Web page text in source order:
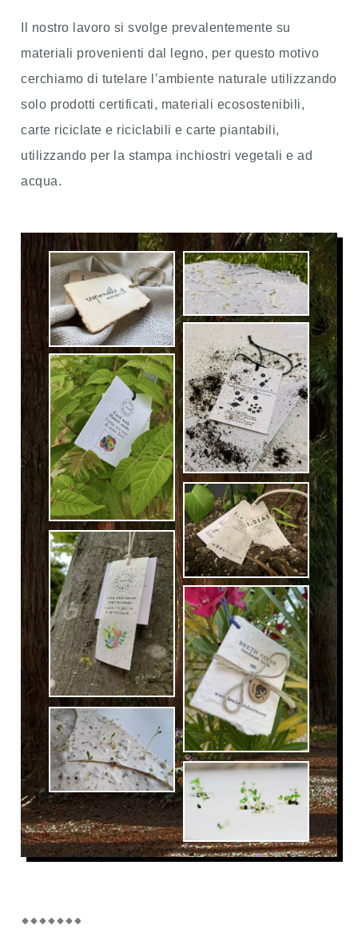
Il nostro lavoro si svolge prevalentemente su
materiali provenienti dal legno, per questo motivo
cerchiamo di tutelare l’ambiente naturale utilizzando
solo prodotti certificati, materiali ecosostenibili,
carte riciclate e riciclabili e carte piantabili,
utilizzando per la stampa inchiostri vegetali e ad
acqua.